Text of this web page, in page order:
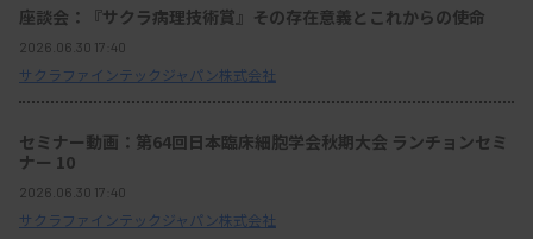
座談会：『サクラ病理技術賞』その存在意義とこれからの使命
2026.06.30 17:40
サクラファインテックジャパン株式会社
セミナー動画：第64回日本臨床細胞学会秋期大会 ランチョンセミ
ナー 10
2026.06.30 17:40
サクラファインテックジャパン株式会社